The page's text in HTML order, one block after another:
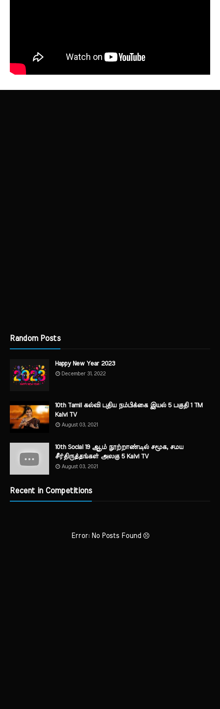
Random Posts
Happy New Year 2023
December 31, 2022
10th Tamil கல்வி புதிய நம்பிக்கை இயல் 5 பகுதி 1 TM
Kalvi TV
August 03, 2021
10th Social 19 ஆம் நூற்றாண்டில் சமூக, சமய
சீர்திருத்தங்கள் அலகு 5 Kalvi TV
August 03, 2021
Recent in Competitions
Error: No Posts Found